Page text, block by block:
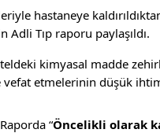
hastaneye
Tıp raporu paylaşıldı.
kimyasal madde
vefat etmelerinin düşük
“Öncelikli olarak